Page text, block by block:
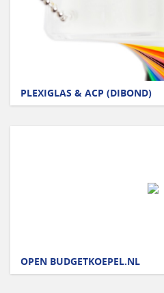
PLEXIGLAS & ACP (DIBOND)
OPEN BUDGETKOEPEL.NL